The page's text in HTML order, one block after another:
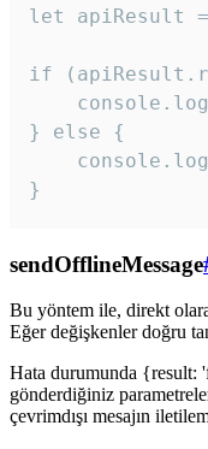
let apiResult
if
} else {
}
sendOfflineMessage
Bu yöntem ile, direkt
Eğer değişkenler doğru
Hata durumunda {result:
gönderdiğiniz
çevrimdışı mesajın